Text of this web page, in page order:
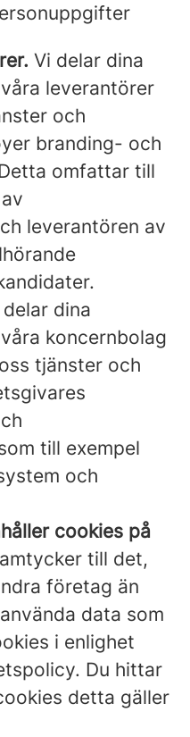
Vi delar dina
leverantörer
och
branding- och
omfattar till
leverantören av
dina
koncernbolag
tjänster och
till exempel
och
cookies på
till det,
företag än
data som
i enlighet
Du hittar
detta gäller